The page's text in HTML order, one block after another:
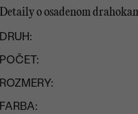
Detaily o osadenom
DRUH:
POČET:
ROZMERY:
FARBA: